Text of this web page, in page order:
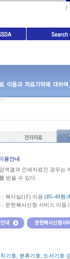
용안내
색결과 인쇄자료인 경우는
받을 수 있다.
: 복사실(1F) 이용 (B5-40원/
: 문헌복사신청 서비스 이용
기호, 분류기호, 도서기호